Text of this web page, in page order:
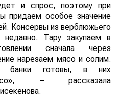
и спрос, поэтому при
придаем особое значение
Консервы из верблюжьего
Тару закупаем в
сначала через
нарезаем мясо и солим.
банки готовы, в них
– рассказала